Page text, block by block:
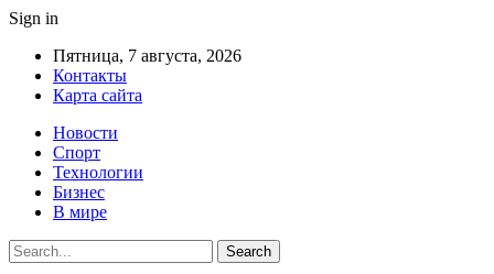
Sign in
Пятница, 7 августа, 2026
Контакты
Карта сайта
Новости
Спорт
Технологии
Бизнес
В мире